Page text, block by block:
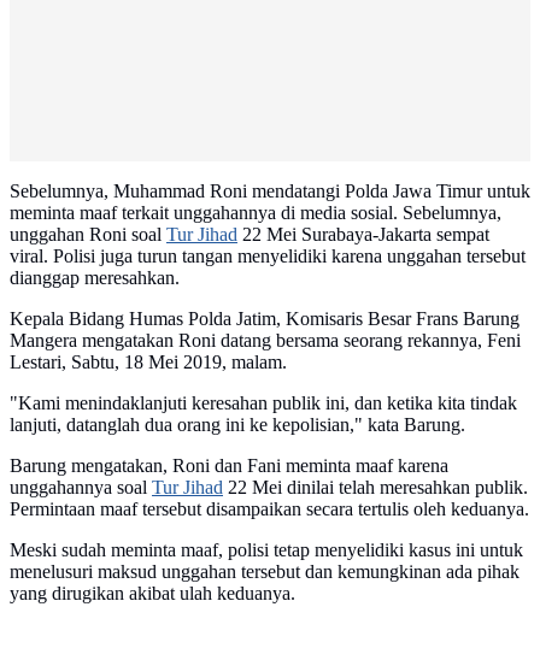
Sebelumnya, Muhammad Roni mendatangi Polda Jawa Timur untuk
meminta maaf terkait unggahannya di media sosial. Sebelumnya,
unggahan Roni soal Tur Jihad 22 Mei Surabaya-Jakarta sempat
viral. Polisi juga turun tangan menyelidiki karena unggahan tersebut
dianggap meresahkan.
Kepala Bidang Humas Polda Jatim, Komisaris Besar Frans Barung
Mangera mengatakan Roni datang bersama seorang rekannya, Feni
Lestari, Sabtu, 18 Mei 2019, malam.
"Kami menindaklanjuti keresahan publik ini, dan ketika kita tindak
lanjuti, datanglah dua orang ini ke kepolisian," kata Barung.
Barung mengatakan, Roni dan Fani meminta maaf karena
unggahannya soal Tur Jihad 22 Mei dinilai telah meresahkan publik.
Permintaan maaf tersebut disampaikan secara tertulis oleh keduanya.
Meski sudah meminta maaf, polisi tetap menyelidiki kasus ini untuk
menelusuri maksud unggahan tersebut dan kemungkinan ada pihak
yang dirugikan akibat ulah keduanya.